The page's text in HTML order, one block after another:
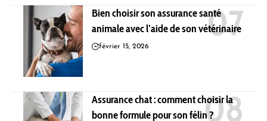
Bien choisir son assurance santé
animale avec l’aide de son vétérinaire
février 15, 2026
Assurance chat : comment choisir la
bonne formule pour son félin ?